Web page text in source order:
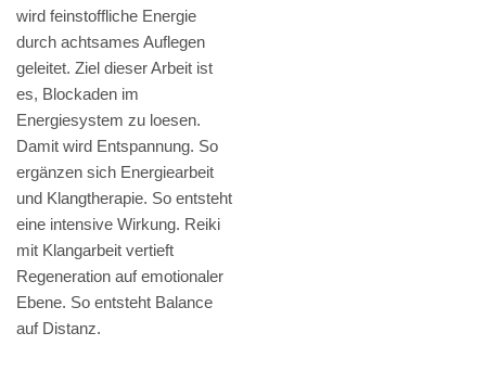
wird feinstoffliche Energie
durch achtsames Auflegen
geleitet. Ziel dieser Arbeit ist
es, Blockaden im
Energiesystem zu loesen.
Damit wird Entspannung. So
ergänzen sich Energiearbeit
und Klangtherapie. So entsteht
eine intensive Wirkung. Reiki
mit Klangarbeit vertieft
Regeneration auf emotionaler
Ebene. So entsteht Balance
auf Distanz.